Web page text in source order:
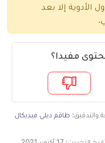
الأدوية إلا بعد
مفيدا؟
والتدقيق: طاقم ديلي ميديكال